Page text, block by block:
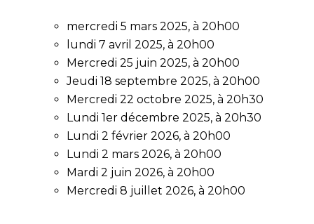
mercredi 5 mars 2025, à 20h00
lundi 7 avril 2025, à 20h00
Mercredi 25 juin 2025, à 20h00
Jeudi 18 septembre 2025, à 20h00
Mercredi 22 octobre 2025, à 20h30
Lundi 1er décembre 2025, à 20h30
Lundi 2 février 2026, à 20h00
Lundi 2 mars 2026, à 20h00
Mardi 2 juin 2026, à 20h00
Mercredi 8 juillet 2026, à 20h00